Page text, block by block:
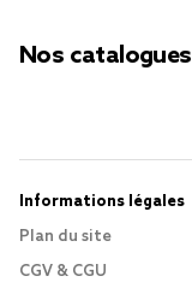
Nos catalogues
Informations légales
Plan du site
CGV & CGU